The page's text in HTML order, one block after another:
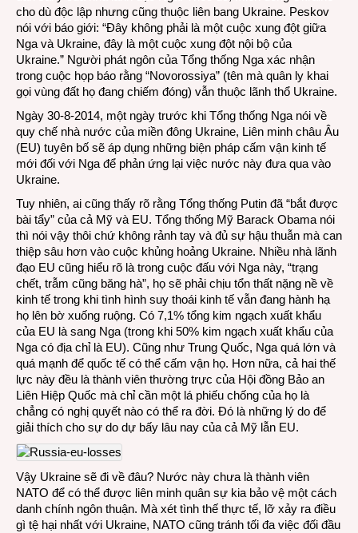
cho dù độc lập nhưng cũng thuộc liên bang Ukraine. Peskov
nói với báo giới: “Đây không phải là một cuộc xung đột giữa
Nga và Ukraine, đây là một cuộc xung đột nội bộ của
Ukraine.” Người phát ngôn của Tổng thống Nga xác nhận
trong cuộc họp báo rằng “Novorossiya” (tên mà quân ly khai
gọi vùng đất họ đang chiếm đóng) vẫn thuộc lãnh thổ Ukraine.
Ngày 30-8-2014, một ngày trước khi Tổng thống Nga nói về
quy chế nhà nước của miền đông Ukraine, Liên minh châu Âu
(EU) tuyên bố sẽ áp dụng những biện pháp cấm vận kinh tế
mới đối với Nga để phản ứng lại việc nước này đưa qua vào
Ukraine.
Tuy nhiên, ai cũng thấy rõ rằng Tổng thống Putin đã “bắt được
bài tẩy” của cả Mỹ và EU. Tổng thống Mỹ Barack Obama nói
thì nói vậy thôi chứ không rảnh tay và đủ sự hậu thuẫn mà can
thiệp sâu hơn vào cuộc khủng hoảng Ukraine. Nhiều nhà lãnh
đạo EU cũng hiểu rõ là trong cuộc đấu với Nga này, “trạng
chết, trẫm cũng băng hà”, họ sẽ phải chịu tổn thất nặng nề về
kinh tế trong khi tình hình suy thoái kinh tế vẫn đang hành hạ
họ lên bờ xuống ruộng. Có 7,1% tổng kim ngạch xuất khẩu
của EU là sang Nga (trong khi 50% kim ngạch xuất khẩu của
Nga có địa chỉ là EU). Cũng như Trung Quốc, Nga quá lớn và
quá mạnh để quốc tế có thể cấm vận họ. Hơn nữa, cả hai thế
lực này đều là thành viên thường trực của Hội đồng Bảo an
Liên Hiệp Quốc mà chỉ cần một lá phiếu chống của họ là
chẳng có nghị quyết nào có thể ra đời. Đó là những lý do để
giải thích cho sự do dự bấy lâu nay của cả Mỹ lẫn EU.
Vậy Ukraine sẽ đi về đâu? Nước này chưa là thành viên
NATO để có thể được liên minh quân sự kia bảo vệ một cách
danh chính ngôn thuận. Mà xét tình thế thực tế, lỡ xảy ra điều
gì tệ hại nhất với Ukraine, NATO cũng tránh tối đa việc đối đầu